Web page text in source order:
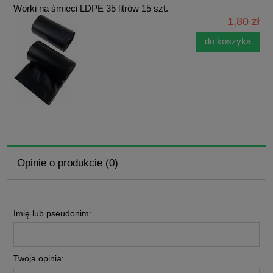
Worki na śmieci LDPE 35 litrów 15 szt.
1,80 zł
do koszyka
Opinie o produkcie (0)
Imię lub pseudonim:
Twoja opinia: